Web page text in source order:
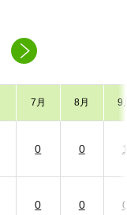
7月 8月 9
0 0
0 0